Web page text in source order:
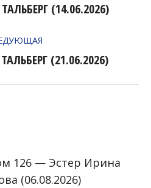
Предыдущая
(14.06.2026)
Следующая(21.06.2026)
126 — Эстер Ирина
(06.08.2026)